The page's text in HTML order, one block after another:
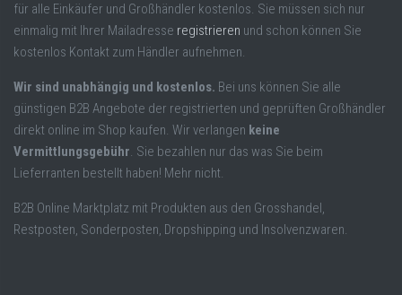
für alle Einkäufer und Großhändler kostenlos. Sie müssen sich nur
einmalig mit Ihrer Mailadresse registrieren und schon können Sie
kostenlos Kontakt zum Händler aufnehmen.
Wir sind unabhängig und kostenlos. Bei uns können Sie alle
günstigen B2B Angebote der registrierten und geprüften Großhändler
direkt online im Shop kaufen. Wir verlangen keine
Vermittlungsgebühr. Sie bezahlen nur das was Sie beim
Lieferranten bestellt haben! Mehr nicht.
B2B Online Marktplatz mit Produkten aus den Grosshandel,
Restposten, Sonderposten, Dropshipping und Insolvenzwaren.